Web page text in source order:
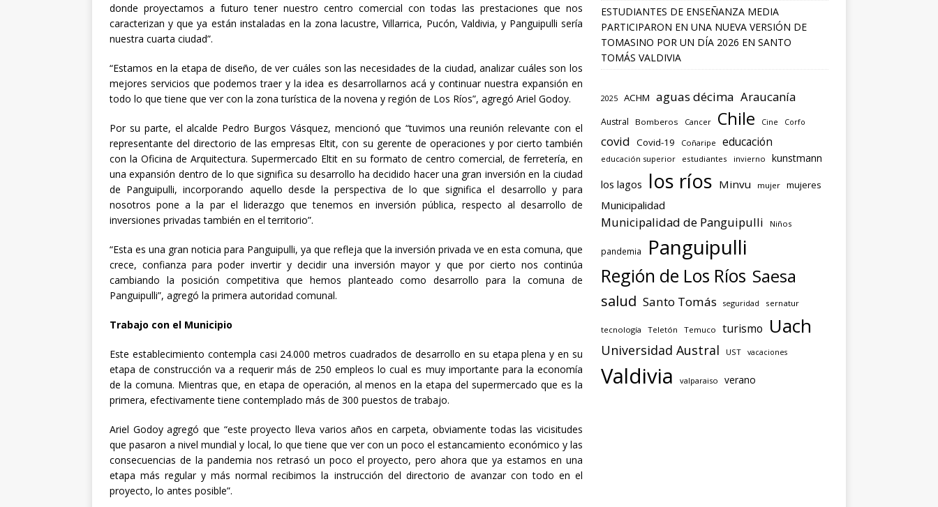
donde proyectamos a futuro tener nuestro centro comercial con todas las prestaciones que nos
caracterizan y que ya están instaladas en la zona lacustre, Villarrica, Pucón, Valdivia, y Panguipulli sería
nuestra cuarta ciudad”.
“Estamos en la etapa de diseño, de ver cuáles son las necesidades de la ciudad, analizar cuáles son los
mejores servicios que podemos traer y la idea es desarrollarnos acá y continuar nuestra expansión en
todo lo que tiene que ver con la zona turística de la novena y región de Los Ríos”, agregó Ariel Godoy.
Por su parte, el alcalde Pedro Burgos Vásquez, mencionó que “tuvimos una reunión relevante con el
representante del directorio de las empresas Eltit, con su gerente de operaciones y por cierto también
con la Oficina de Arquitectura. Supermercado Eltit en su formato de centro comercial, de ferretería, en
una expansión dentro de lo que significa su desarrollo ha decidido hacer una gran inversión en la ciudad
de Panguipulli, incorporando aquello desde la perspectiva de lo que significa el desarrollo y para
nosotros pone a la par el liderazgo que tenemos en inversión pública, respecto al desarrollo de
inversiones privadas también en el territorio”.
“Esta es una gran noticia para Panguipulli, ya que refleja que la inversión privada ve en esta comuna, que
crece, confianza para poder invertir y decidir una inversión mayor y que por cierto nos continúa
cambiando la posición competitiva que hemos planteado como desarrollo para la comuna de
Panguipulli”, agregó la primera autoridad comunal.
Trabajo con el Municipio
Este establecimiento contempla casi 24.000 metros cuadrados de desarrollo en su etapa plena y en su
etapa de construcción va a requerir más de 250 empleos lo cual es muy importante para la economía
de la comuna. Mientras que, en etapa de operación, al menos en la etapa del supermercado que es la
primera, efectivamente tiene contemplado más de 300 puestos de trabajo.
Ariel Godoy agregó que “este proyecto lleva varios años en carpeta, obviamente todas las vicisitudes
que pasaron a nivel mundial y local, lo que tiene que ver con un poco el estancamiento económico y las
consecuencias de la pandemia nos retrasó un poco el proyecto, pero ahora que ya estamos en una
etapa más regular y más normal recibimos la instrucción del directorio de avanzar con todo en el
proyecto, lo antes posible”.
ESTUDIANTES DE ENSEÑANZA MEDIA
PARTICIPARON EN UNA NUEVA VERSIÓN DE
TOMASINO POR UN DÍA 2026 EN SANTO
TOMÁS VALDIVIA
2025 ACHM aguas décima Araucanía
Austral Bomberos Cancer Chile Cine Corfo
covid Covid-19 Coñaripe educación
educación superior estudiantes invierno kunstmann
los lagos los ríos Minvu mujer mujeres
Municipalidad
Municipalidad de Panguipulli Niños
pandemia Panguipulli
Región de Los Ríos Saesa
salud Santo Tomás seguridad sernatur
tecnología Teletón Temuco turismo Uach
Universidad Austral UST vacaciones
Valdivia valparaiso verano